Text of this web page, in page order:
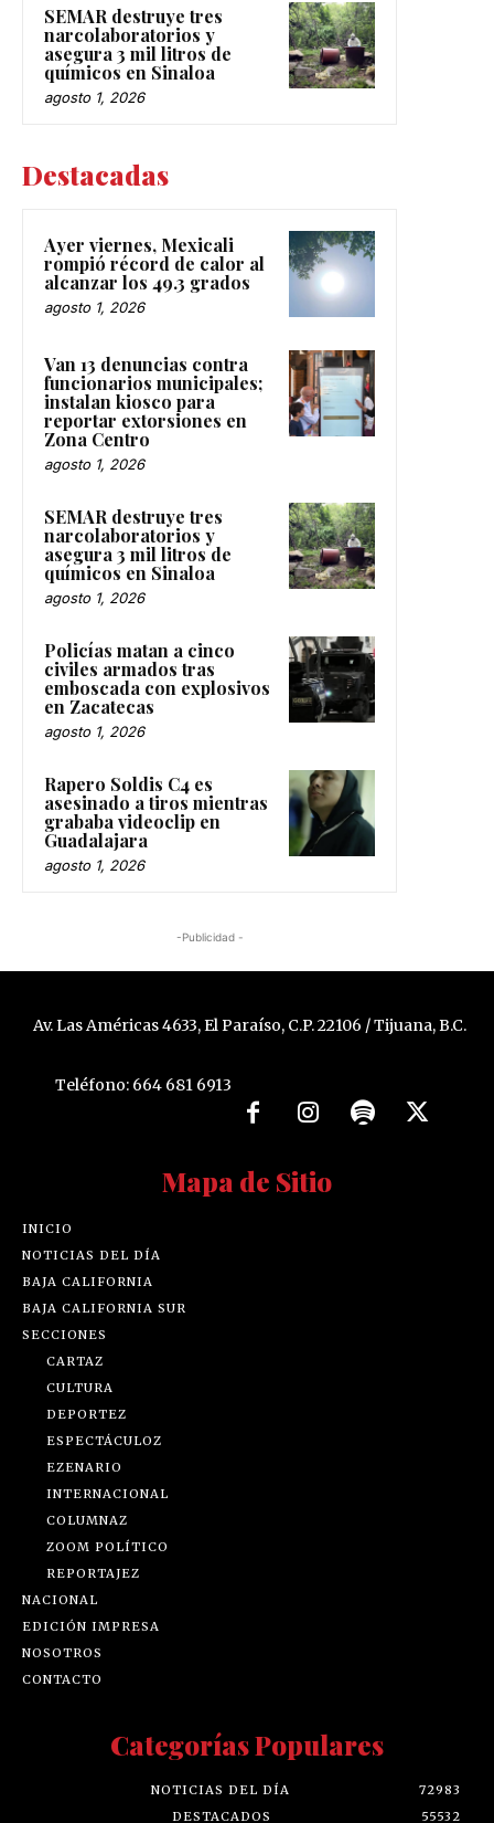
SEMAR destruye tres
narcolaboratorios y
asegura 3 mil litros de
químicos en Sinaloa
agosto 1, 2026
Destacadas
Ayer viernes, Mexicali
rompió récord de calor al
alcanzar los 49.3 grados
agosto 1, 2026
Van 13 denuncias contra
funcionarios municipales;
instalan kiosco para
reportar extorsiones en
Zona Centro
agosto 1, 2026
SEMAR destruye tres
narcolaboratorios y
asegura 3 mil litros de
químicos en Sinaloa
agosto 1, 2026
Policías matan a cinco
civiles armados tras
emboscada con explosivos
en Zacatecas
agosto 1, 2026
Rapero Soldis C4 es
asesinado a tiros mientras
grababa videoclip en
Guadalajara
agosto 1, 2026
-Publicidad -
Av. Las Américas 4633, El Paraíso, C.P. 22106 / Tijuana, B.C.
Teléfono: 664 681 6913
Mapa de Sitio
INICIO
NOTICIAS DEL DÍA
BAJA CALIFORNIA
BAJA CALIFORNIA SUR
SECCIONES
CARTAZ
CULTURA
DEPORTEZ
ESPECTÁCULOZ
EZENARIO
INTERNACIONAL
COLUMNAZ
ZOOM POLÍTICO
REPORTAJEZ
NACIONAL
EDICIÓN IMPRESA
NOSOTROS
CONTACTO
Categorías Populares
NOTICIAS DEL DÍA
72983
DESTACADOS
55532